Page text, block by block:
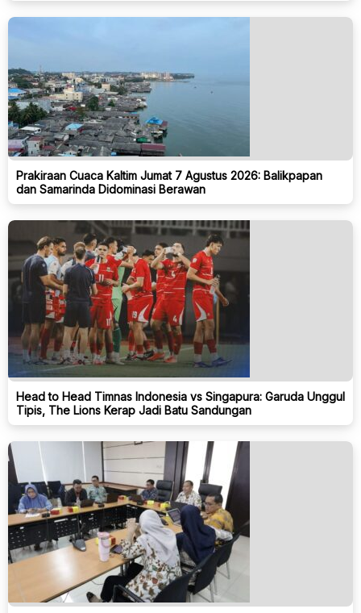
Prakiraan Cuaca Kaltim Jumat 7 Agustus 2026: Balikpapan
dan Samarinda Didominasi Berawan
Head to Head Timnas Indonesia vs Singapura: Garuda Unggul
Tipis, The Lions Kerap Jadi Batu Sandungan